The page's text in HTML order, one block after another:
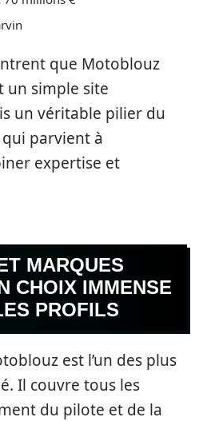
que Motoblouz
un simple site
un véritable pilier du
parvient à
expertise et
MARQUES
CHOIX IMMENSE
PROFILS
est l’un des plus
Il couvre tous les
du pilote et de la